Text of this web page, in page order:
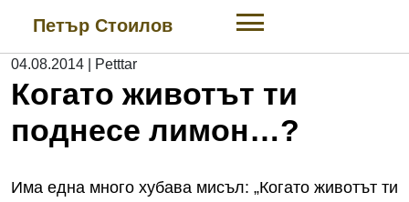
content
Петър Стоилов
04.08.2014 Petttar
Когато животът ти
поднесе лимон…?
Има една много хубава мисъл: „Когато животът ти